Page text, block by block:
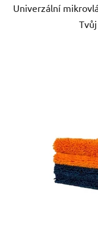
Univerzální
Tvůj